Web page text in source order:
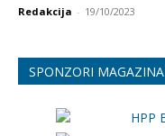
Redakcija - 19/10/2023
SPONZORI MAGAZINA